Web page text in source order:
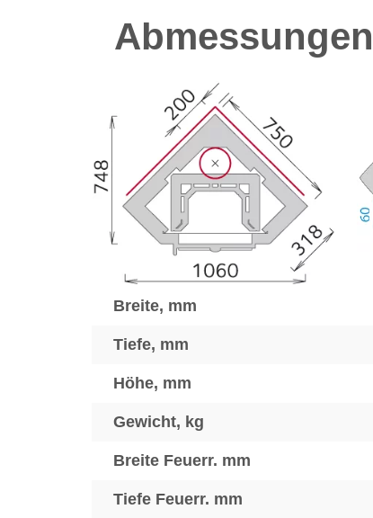
Abmessungen
Breite, mm
Tiefe, mm
Höhe, mm
Gewicht, kg
Breite Feuerr. mm
Tiefe Feuerr. mm